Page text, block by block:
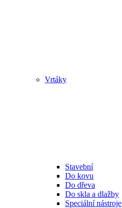
Vrtáky
Stavební
Do kovu
Do dřeva
Do skla a dlažby
Speciální nástroje